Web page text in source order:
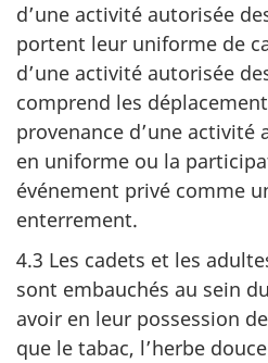
d’une activité autorisée
portent leur uniforme de
d’une activité autorisée
comprend les
provenance d’une activité
en uniforme ou la
événement privé comme
enterrement.
4.3 Les cadets et les
sont embauchés au sein du
avoir en leur possession
que le tabac, l’herbe